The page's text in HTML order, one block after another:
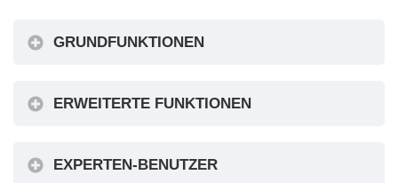
GRUNDFUNKTIONEN
Geräteprofil: GRUNDFUNKTIONEN
ERWEITERTE FUNKTIONEN
Geräteprofil: ERWEITERTE FUNKTIONEN
EXPERTEN-BENUTZER